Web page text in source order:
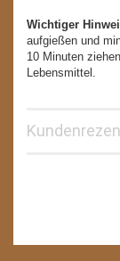
Wichtiger
aufgießen und
10 Minuten
Lebensmittel.